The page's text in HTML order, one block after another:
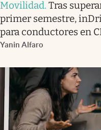
Movilidad. Tras
primer semestre,
para conductores en
Yanin Alfaro